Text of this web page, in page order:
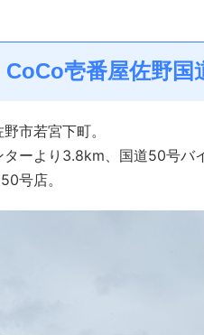
CoCo壱番屋佐野国
市若宮下町。
ーより3.8km、国道50号バ
号店。